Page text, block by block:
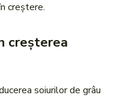
creștere.
creșterea
soiurilor de grâu